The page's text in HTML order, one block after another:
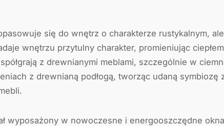
się do wnętrz o charakterze rustykalnym,
wnętrzu przytulny charakter, promieniując
z drewnianymi meblami, szczególnie w
z drewnianą podłogą, tworząc udaną symbiozę
wyposażony w nowoczesne i energooszczędne